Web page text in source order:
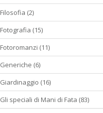
Filosofia (2)
Fotografia (15)
Fotoromanzi (11)
Generiche (6)
Giardinaggio (16)
Gli speciali di Mani di Fata (83)